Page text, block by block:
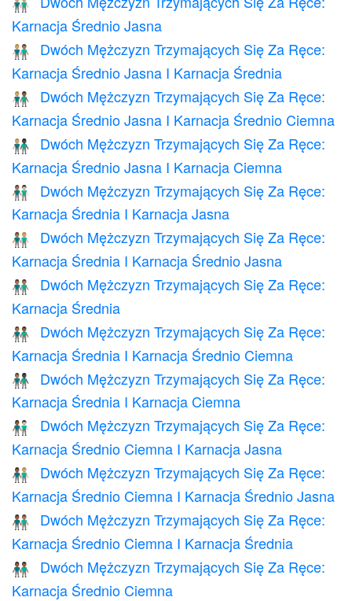
👬🏼
Karnacja Średnio Jasna
👨🏼‍🤝‍👨🏽
Dwóch Mężczyzn Trzymających Się Za Ręce:
Karnacja Średnio Jasna I Karnacja Średnia
👨🏼‍🤝‍👨🏾
Dwóch Mężczyzn Trzymających Się Za Ręce:
Karnacja Średnio Jasna I Karnacja Średnio Ciemna
👨🏼‍🤝‍👨🏿
Dwóch Mężczyzn Trzymających Się Za Ręce:
Karnacja Średnio Jasna I Karnacja Ciemna
👨🏽‍🤝‍👨🏻
Dwóch Mężczyzn Trzymających Się Za Ręce:
Karnacja Średnia I Karnacja Jasna
👨🏽‍🤝‍👨🏼
Dwóch Mężczyzn Trzymających Się Za Ręce:
Karnacja Średnia I Karnacja Średnio Jasna
👬🏽
Dwóch Mężczyzn Trzymających Się Za Ręce:
Karnacja Średnia
👨🏽‍🤝‍👨🏾
Dwóch Mężczyzn Trzymających Się Za Ręce:
Karnacja Średnia I Karnacja Średnio Ciemna
👨🏽‍🤝‍👨🏿
Dwóch Mężczyzn Trzymających Się Za Ręce:
Karnacja Średnia I Karnacja Ciemna
👨🏾‍🤝‍👨🏻
Dwóch Mężczyzn Trzymających Się Za Ręce:
Karnacja Średnio Ciemna I Karnacja Jasna
👨🏾‍🤝‍👨🏼
Dwóch Mężczyzn Trzymających Się Za Ręce:
Karnacja Średnio Ciemna I Karnacja Średnio Jasna
👨🏾‍🤝‍👨🏽
Dwóch Mężczyzn Trzymających Się Za Ręce:
Karnacja Średnio Ciemna I Karnacja Średnia
👬🏾
Dwóch Mężczyzn Trzymających Się Za Ręce:
Karnacja Średnio Ciemna